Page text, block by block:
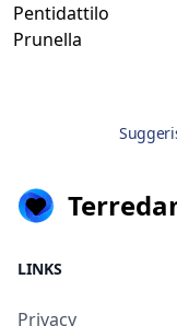
Pentidattilo
Prunella
LINKS
Privacy